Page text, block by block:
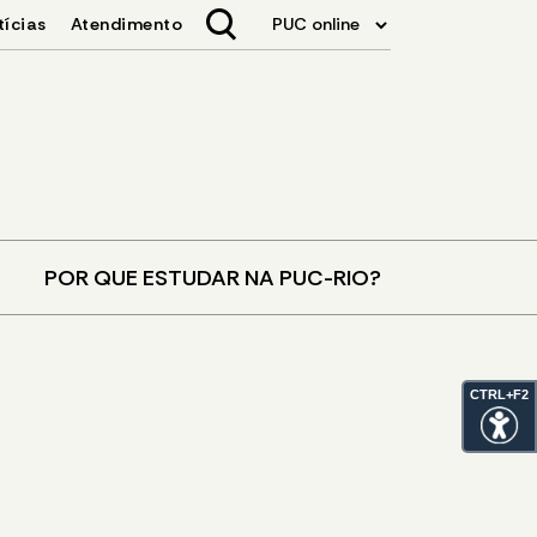
CTRL+F2
POR QUE ESTUDAR NA PUC-RIO?